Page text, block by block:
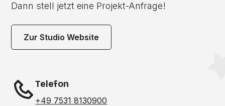
Dann stell jetzt eine Projekt-Anfrage!
Zur Studio Website
Telefon
+49 7531 8130900